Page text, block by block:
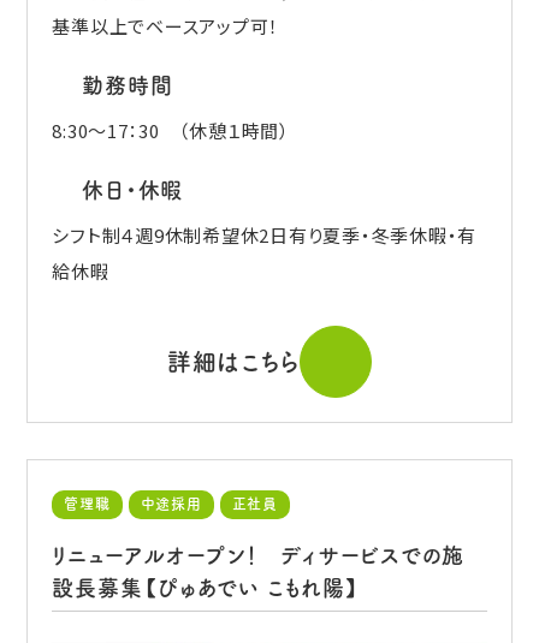
基準以上でベースアップ可！
勤務時間
8:30～17：30 （休憩１時間）
休日・休暇
シフト制４週9休制希望休2日有り夏季・冬季休暇・有
給休暇
詳細はこちら
管理職 中途採用 正社員
リニューアルオープン！ ディサービスでの施
設長募集【ぴゅあでい こもれ陽】